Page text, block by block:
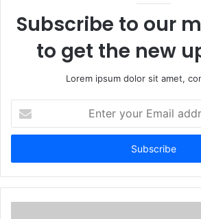
Subscribe to our
to get the new
Lorem ipsum dolor sit amet,
your
Email